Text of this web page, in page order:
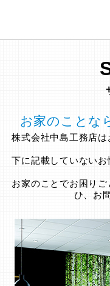
お家のことな
株式会社中島工務店
下に記載していない
お家のことでお困り
ひ、お